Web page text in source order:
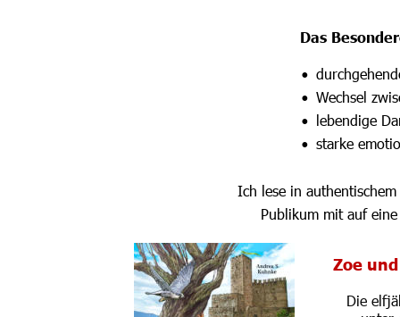
•
• Wechsel
• lebendige
• starke
Zoe
Die
Das
Ich lese in
Publikum mit auf